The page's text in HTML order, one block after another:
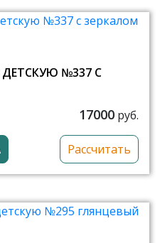
№337 С
17000 руб.
Рассчитать